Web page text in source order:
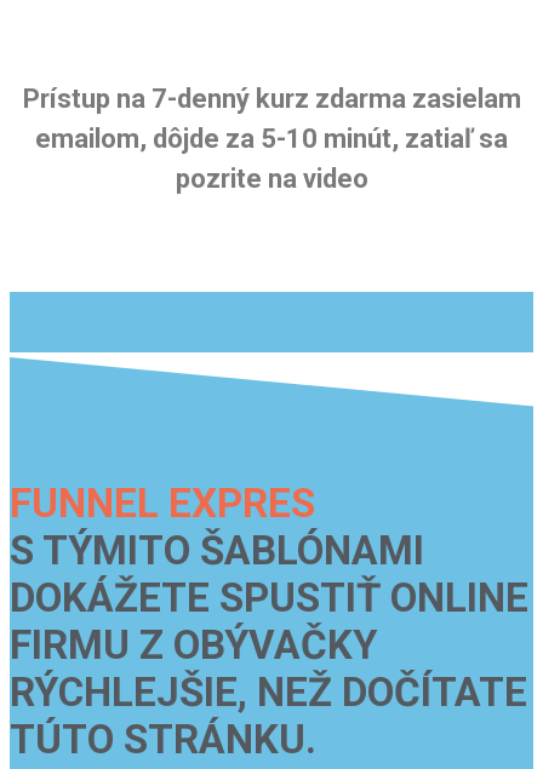
Prístup na 7-denný kurz zdarma zasielam
emailom, dôjde za 5-10 minút, zatiaľ sa
pozrite na video
FUNNEL EXPRES
S TÝMITO ŠABLÓNAMI
DOKÁŽETE SPUSTIŤ ONLINE
FIRMU Z OBÝVAČKY
RÝCHLEJŠIE, NEŽ DOČÍTATE
TÚTO STRÁNKU.